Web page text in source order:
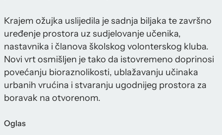
Krajem ožujka uslijedila je sadnja biljaka te završno
uređenje prostora uz sudjelovanje učenika,
nastavnika i članova školskog volonterskog kluba.
Novi vrt osmišljen je tako da istovremeno doprinosi
povećanju bioraznolikosti, ublažavanju učinaka
urbanih vrućina i stvaranju ugodnijeg prostora za
boravak na otvorenom.
Oglas